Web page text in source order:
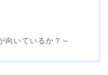
いているか？～